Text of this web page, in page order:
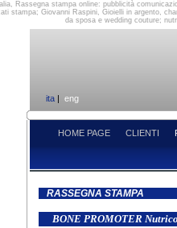
Rassegna stampa online: pubblicità
stampa; Giovanni Raspini, Gioielli in argento,
da sposa e wedding couture;
ita| eng
HOME PAGE CLIENTI
RASSEGNA STAMPA
BONE PROMOTER